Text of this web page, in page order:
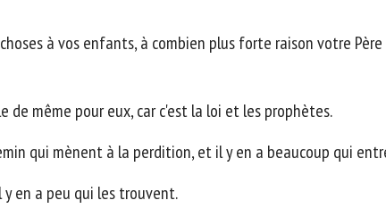
à vos enfants, à combien plus forte raison votre
même pour eux, car c'est la loi et les prophètes.
qui mènent à la perdition, et il y en a beaucoup qui
en a peu qui les trouvent.